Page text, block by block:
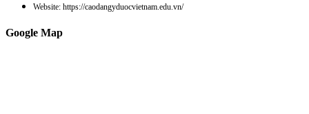
Website: https://caodangyduocvietnam.edu.vn/
Google Map